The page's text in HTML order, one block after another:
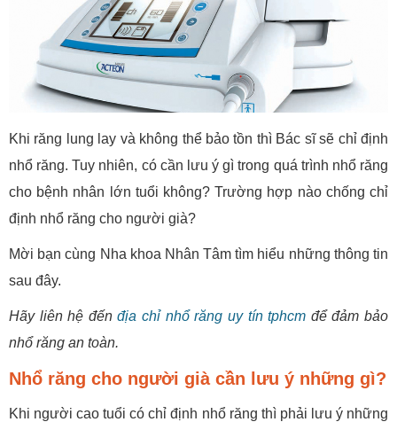
Khi răng lung lay và không thể bảo tồn thì Bác sĩ sẽ chỉ định
nhổ răng. Tuy nhiên, có cần lưu ý gì trong quá trình nhổ răng
cho bệnh nhân lớn tuổi không? Trường hợp nào chống chỉ
định nhổ răng cho người già?
Mời bạn cùng Nha khoa Nhân Tâm tìm hiểu những thông tin
sau đây.
Hãy liên hệ đếnđịa chỉ nhổ răng uy tín tphcm để đảm bảo
nhổ răng an toàn.
Nhổ răng cho người già cần lưu ý những gì?
Khi người cao tuổi có chỉ định nhổ răng thì phải lưu ý những